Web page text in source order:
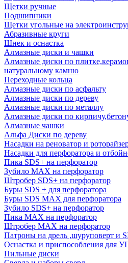
Щетки ручные
Подшипники
Щетки угольные на
Абразивные круги
Шнек и оснастка
Алмазные диски и чашки
Алмазные диски по
натуральному камню
Переходные кольца
Алмазные диски по асфальту
Алмазные диски по дереву
Алмазные диски по металлу
Алмазные диски по
Алмазные чашки
Альфа Диски по дереву
Насадки на реноватор и
Насадки для перфоратора и
Пика SDS+ на перфоратор
Зубило MAX на перфоратор
Штробер SDS+ на перфоратор
Буры SDS + для перфоратора
Буры SDS MAX для перфоратора
Зубило SDS+ на перфоратор
Пика MAX на перфоратор
Штробер MAX на перфоратор
Патроны на дрель ,шуруповерт и
Оснастка и приспособления для
Пильные диски